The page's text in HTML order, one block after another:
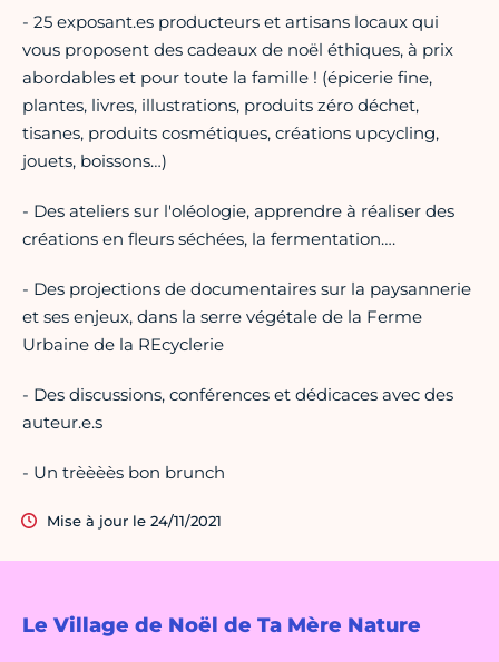
Le Village de Noël de Ta Mère Nature
- 25 exposant.es producteurs et artisans locaux qui
vous proposent des cadeaux de noël éthiques, à prix
abordables et pour toute la famille ! (épicerie fine,
plantes, livres, illustrations, produits zéro déchet,
tisanes, produits cosmétiques, créations upcycling,
jouets, boissons…)
- Des ateliers sur l'oléologie, apprendre à réaliser des
créations en fleurs séchées, la fermentation….
- Des projections de documentaires sur la paysannerie
et ses enjeux, dans la serre végétale de la Ferme
Urbaine de la REcyclerie
- Des discussions, conférences et dédicaces avec des
auteur.e.s
- Un trèèèès bon brunch
Mise à jour le 24/11/2021